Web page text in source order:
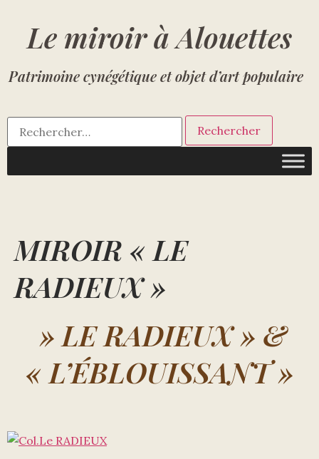
Le miroir à Alouettes
Patrimoine cynégétique et objet d’art populaire
MIROIR « LE
RADIEUX »
» LE RADIEUX » &
« L’ÉBLOUISSANT »